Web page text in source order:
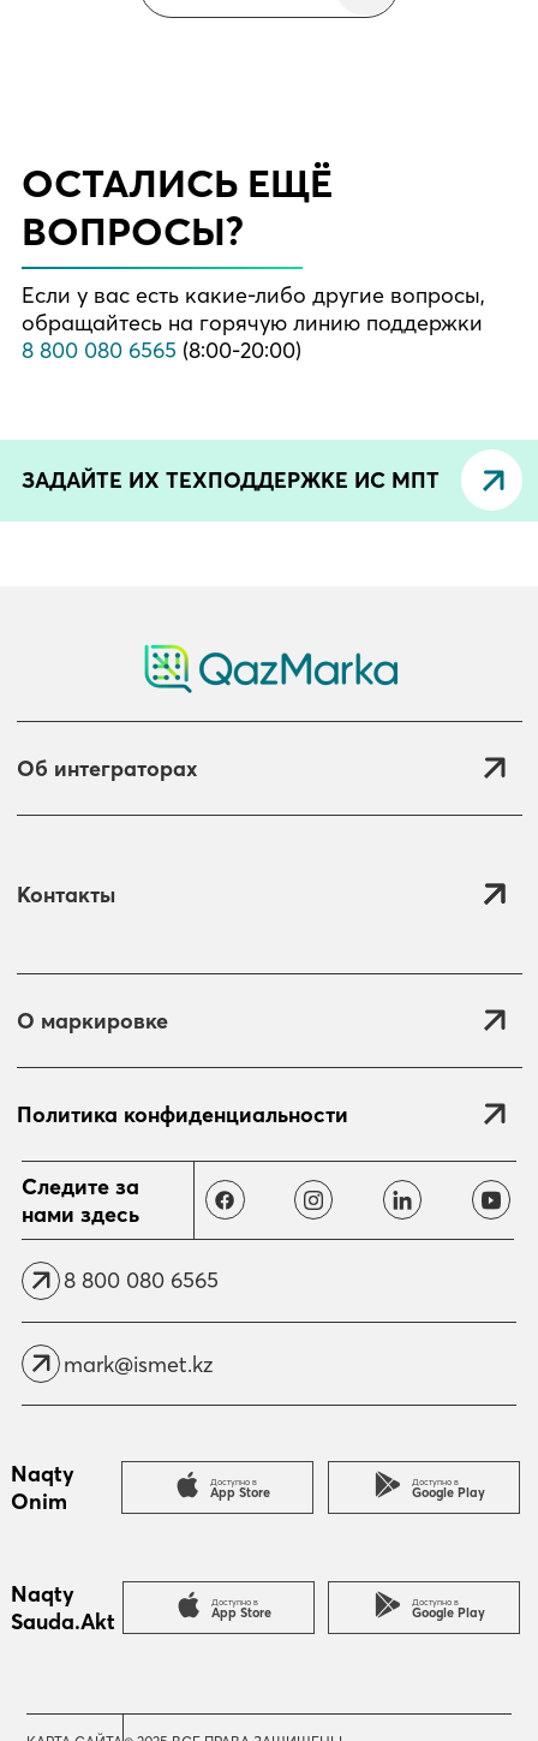
ОСТАЛИСЬ ЕЩЁ
ВОПРОСЫ?
Если у вас есть какие-либо другие вопросы,
обращайтесь на горячую линию поддержки
8 800 080 6565 (8:00-20:00)
ЗАДАЙТЕ ИХ ТЕХПОДДЕРЖКЕ ИС МПТ
Об интеграторах
Контакты
О маркировке
Политика конфиденциальности
Naqty
Onim
Доступно в
App Store
Доступно в
Google Play
Naqty
Sauda.Akt
Доступно в
App Store
Доступно в
Google Play
Следите за
нами здесь
8 800 080 6565
mark@ismet.kz